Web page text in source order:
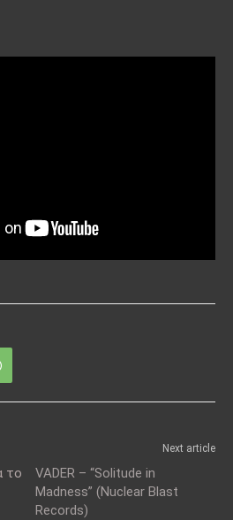
το
Next article
VADER – “Solitude in
Μadness” (Nuclear Blast
Records)